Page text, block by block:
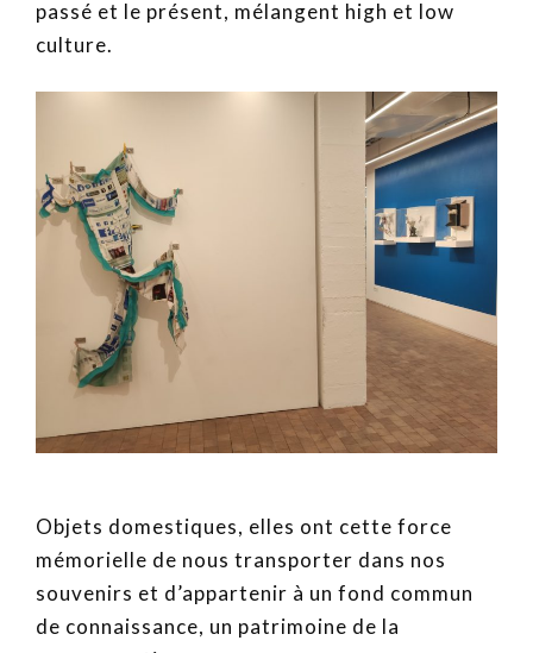
passé et le présent, mélangent high et low
culture.
Objets domestiques, elles ont cette force
mémorielle de nous transporter dans nos
souvenirs et d’appartenir à un fond commun
de connaissance, un patrimoine de la